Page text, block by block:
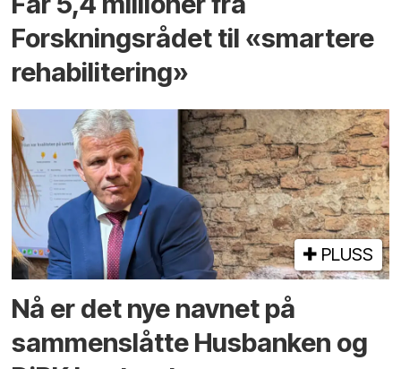
Forskningsrådet til «smartere
rehabilitering»
PLUSS
Nå er det nye navnet på
sammenslåtte Husbanken og